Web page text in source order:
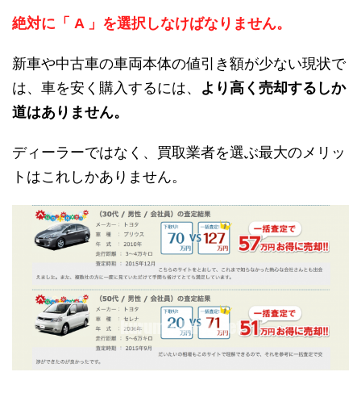
絶対に「 A 」を選択しなけばなりません。
新車や中古車の車両本体の値引き額が少ない現状で
は、車を安く購入するには、 より高く売却するしか
道はありません。
ディーラーではなく、買取業者を選ぶ最大のメリッ
トはこれしかありません。